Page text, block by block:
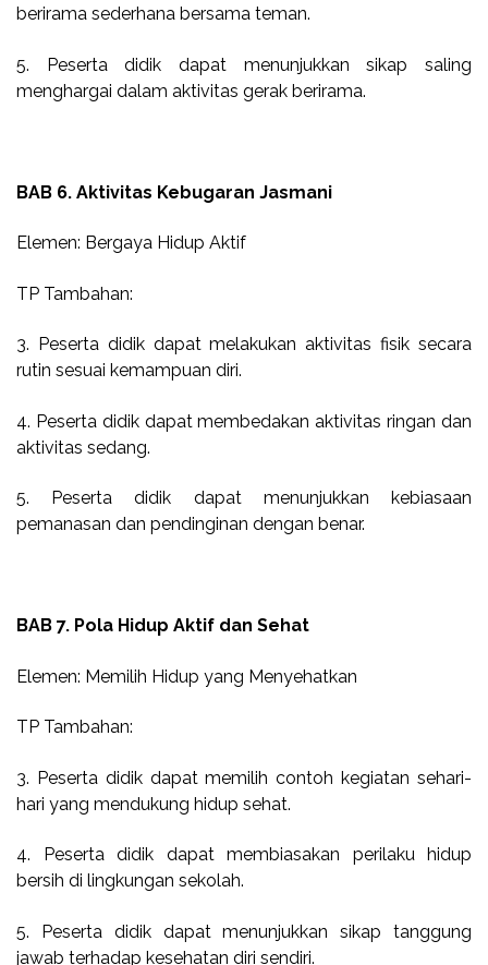
berirama sederhana bersama teman.
5. Peserta didik dapat menunjukkan sikap saling
menghargai dalam aktivitas gerak berirama.
BAB 6. Aktivitas Kebugaran Jasmani
Elemen: Bergaya Hidup Aktif
TP Tambahan:
3. Peserta didik dapat melakukan aktivitas fisik secara
rutin sesuai kemampuan diri.
4. Peserta didik dapat membedakan aktivitas ringan dan
aktivitas sedang.
5. Peserta didik dapat menunjukkan kebiasaan
pemanasan dan pendinginan dengan benar.
BAB 7. Pola Hidup Aktif dan Sehat
Elemen: Memilih Hidup yang Menyehatkan
TP Tambahan:
3. Peserta didik dapat memilih contoh kegiatan sehari-
hari yang mendukung hidup sehat.
4. Peserta didik dapat membiasakan perilaku hidup
bersih di lingkungan sekolah.
5. Peserta didik dapat menunjukkan sikap tanggung
jawab terhadap kesehatan diri sendiri.